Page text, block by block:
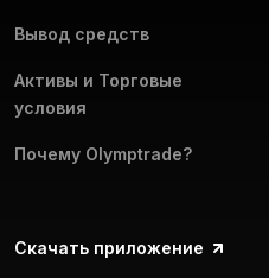
Вывод средств
Активы и Торговые
условия
Почему Olymptrade?
Скачать приложение